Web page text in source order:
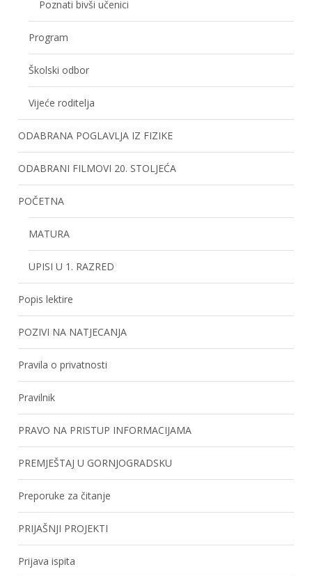
Poznati bivši učenici
Program
Školski odbor
Vijeće roditelja
ODABRANA POGLAVLJA IZ FIZIKE
ODABRANI FILMOVI 20. STOLJEĆA
POČETNA
MATURA
UPISI U 1. RAZRED
Popis lektire
POZIVI NA NATJECANJA
Pravila o privatnosti
Pravilnik
PRAVO NA PRISTUP INFORMACIJAMA
PREMJEŠTAJ U GORNJOGRADSKU
Preporuke za čitanje
PRIJAŠNJI PROJEKTI
Prijava ispita